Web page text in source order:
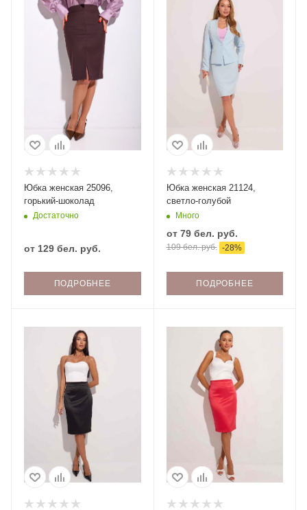
Юбка женская 25096,
горький-шоколад
Достаточно
от 129 бел. руб.
ПОДРОБНЕЕ
Юбка женская 21124,
светло-голубой
Много
от 79 бел. руб.
109 бел. руб. -28%
ПОДРОБНЕЕ